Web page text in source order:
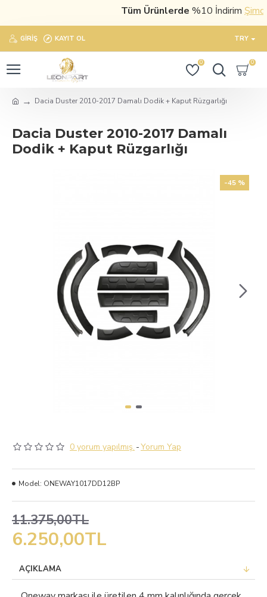
Tüm Ürünlerde%10 İndirimŞimdi
GIRIŞ KAYIT OL TRY
0 0
Dacia Duster 2010-2017 Damalı Dodik + Kaput Rüzgarlığı
Dacia Duster 2010-2017 Damalı
Dodik + Kaput Rüzgarlığı
-45 %
0 yorum yapılmış. -Yorum Yap
6.250,00TL
11.375,00TL
Model: ONEWAY1017DD12BP
AÇIKLAMA